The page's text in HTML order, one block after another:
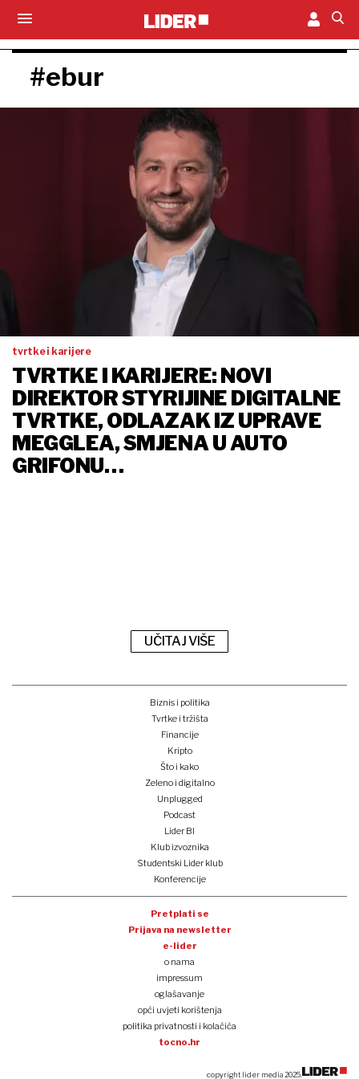
#ebur
tvrtke i karijere
TVRTKE I KARIJERE: NOVI
DIREKTOR STYRIJINE DIGITALNE
TVRTKE, ODLAZAK IZ UPRAVE
MEGGLEA, SMJENA U AUTO
GRIFONU…
UČITAJ VIŠE
Biznis i politika
Tvrtke i tržišta
Financije
Kripto
Što i kako
Zeleno i digitalno
Unplugged
Podcast
Lider BI
Klub izvoznika
Studentski Lider klub
Konferencije
Pretplati se
Prijava na newsletter
e-lider
o nama
impressum
oglašavanje
opći uvjeti korištenja
politika privatnosti i kolačića
tocno.hr
copyright lider media 2025.